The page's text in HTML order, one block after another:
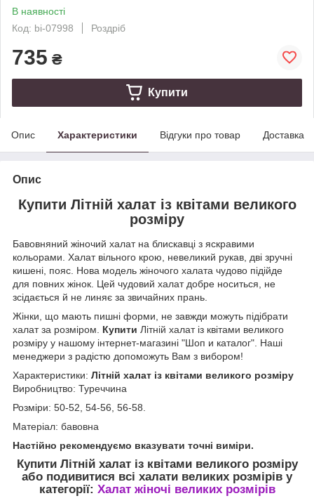
В наявності
Код: bi-07998
Роздріб
735 ₴
Купити
Опис Характеристики Відгуки про товар Доставка
Опис
Купити Літній халат із квітами великого
розміру
Бавовняний жіночий халат на блискавці з яскравими
кольорами. Халат вільного крою, невеликий рукав, дві зручні
кишені, пояс. Нова модель жіночого халата чудово підійде
для повних жінок. Цей чудовий халат добре носиться, не
зсідається й не линяє за звичайних прань.
Жінки, що мають пишні форми, не завжди можуть підібрати
халат за розміром. Купити Літній халат із квітами великого
розміру у нашому інтернет-магазині "Шоп и каталог". Наші
менеджери з радістю допоможуть Вам з вибором!
Характеристики: Літній халат із квітами великого розміру
Виробництво: Туреччина
Розміри: 50-52, 54-56, 56-58.
Матеріал: бавовна
Настійно рекомендуємо вказувати точні виміри.
Купити Літній халат із квітами великого розміру
або подивитися всі халати великих розмірів у
категорії: Халат жіночі великих розмірів